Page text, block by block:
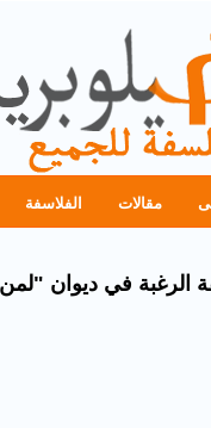
مقالات الفلاسفة
الرغبة في ديوان